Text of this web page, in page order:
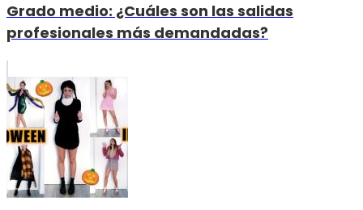
Grado medio: ¿Cuáles son las salidas
profesionales más demandadas?